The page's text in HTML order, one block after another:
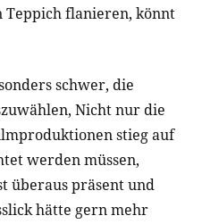
Teppich flanieren, könnt
schwer, die
Nicht nur die
stieg auf
werden müssen,
überaus präsent und
hätte gern mehr